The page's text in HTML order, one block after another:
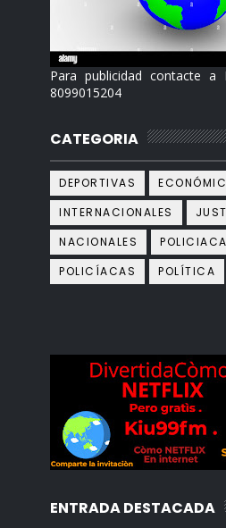
Para publicidad contacte a
8099015204
CATEGORIA
DEPORTIVAS
INTERNACIONALES
NACIONALES
POLICÍACAS
POLÍTICA
ENTRADA DESTACADA